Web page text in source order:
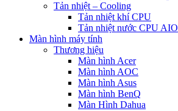
Tản nhiệt – Cooling
Tản nhiệt khí CPU
Tản nhiệt nước CPU AIO
Màn hình máy tính
Thương hiệu
Màn hình Acer
Màn hình AOC
Màn hình Asus
Màn hình BenQ
Màn Hình Dahua